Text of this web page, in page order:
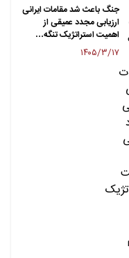
جنگ باعث شد مقامات ایرانی
ارزیابی مجدد عمیقی از
اهمیت استراتژیک تنگه…
۱۴۰۵/۳/۱۷